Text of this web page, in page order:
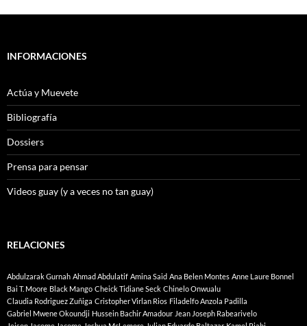
INFORMACIONES
Actúa y Muevete
Bibliografía
Dossiers
Prensa para pensar
Videos guay (y a veces no tan guay)
RELACIONES
Abdulzarak Gurnah Ahmad Abdulatif Amina Said Ana Belen Montes Anne Laure Bonnel
Bai T. Moore Black Mango Cheick Tidiane Seck Chinelo Onwualu
Claudia Rodriguez Zuñiga Cristopher Virlan Rios Filadelfo Anzola Padilla
Gabriel Mwene Okoundji Hussein Bachir Amadour Jean Joseph Rabearivelo